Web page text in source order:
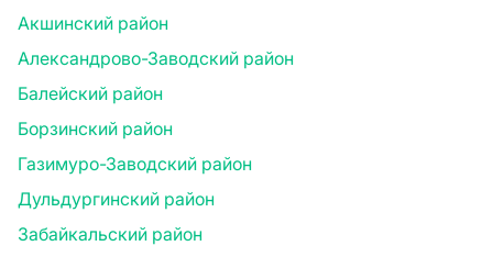
Акшинский район
Александрово-Заводский район
Балейский район
Борзинский район
Газимуро-Заводский район
Дульдургинский район
Забайкальский район